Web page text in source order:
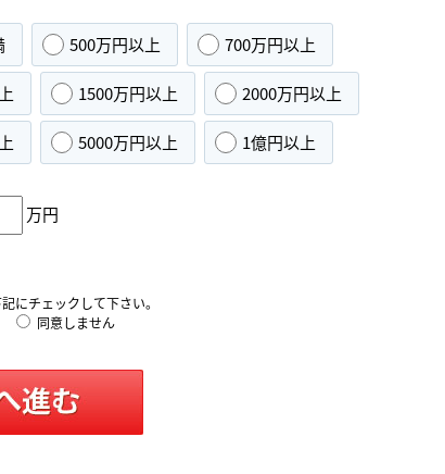
500万円以上 700万円以上
1500万円以上 2000万円以上
5000万円以上 1億円以上
万円
にチェックして下さい。
同意しません